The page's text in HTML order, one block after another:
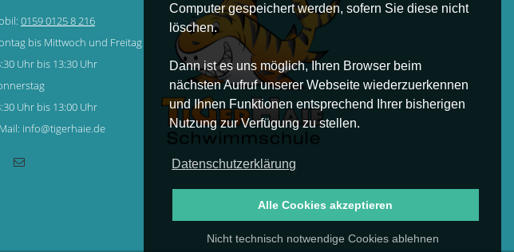
Computer gespeichert werden, sofern Sie diese nicht
löschen.
Dann ist es uns möglich, Ihren Browser beim
nächsten Aufruf unserer Webseite wiederzuerkennen
und Ihnen Funktionen entsprechend Ihrer bisherigen
Nutzung zur Verfügung zu stellen.
Datenschutzerklärung
Nicht technisch notwendige Cookies ablehnen
Alle Cookies akzeptieren
0159 0125 8 216
bis Mittwoch und Freitag
Uhr bis 13:30 Uhr
Uhr bis 13:00 Uhr
info@tigerhaie.de